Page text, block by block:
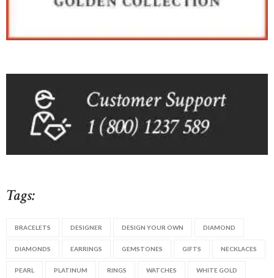
Tags:
BRACELETS DESIGNER DESIGN YOUR OWN DIAMOND
DIAMONDS EARRINGS GEMSTONES GIFTS NECKLACES
PEARL PLATINUM RINGS WATCHES WHITE GOLD